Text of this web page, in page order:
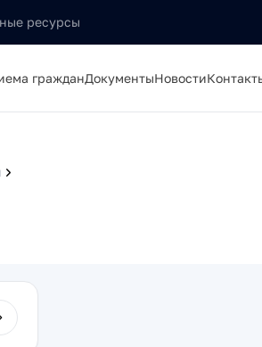
ресурсы
гражданДокументыНовости